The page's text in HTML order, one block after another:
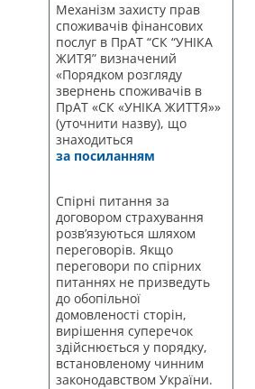
Механізм захисту прав
споживачів фінансових
послуг в ПрАТ “СК “УНІКА
ЖИТЯ” визначений
«Порядком розгляду
звернень споживачів в
ПрАТ «СК «УНІКА ЖИТТЯ»»
(уточнити назву), що
знаходиться
за посиланням
Спірні питання за
договором страхування
розв’язуються шляхом
переговорів. Якщо
переговори по спірних
питаннях не призведуть
до обопільної
домовленості сторін,
вирішення суперечок
здійснюється у порядку,
встановленому чинним
законодавством України.